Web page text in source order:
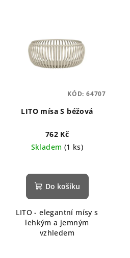
LITO mísa S béžová
762 Kč
Skladem (1 ks)
Do košíku
LITO - elegantní mísy s
lehkým a jemným
vzhledem
KÓD: 64707